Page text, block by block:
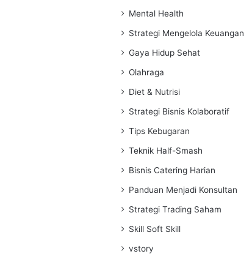
Mental Health
Strategi Mengelola Keuangan
Gaya Hidup Sehat
Olahraga
Diet & Nutrisi
Strategi Bisnis Kolaboratif
Tips Kebugaran
Teknik Half-Smash
Bisnis Catering Harian
Panduan Menjadi Konsultan
Strategi Trading Saham
Skill Soft Skill
vstory